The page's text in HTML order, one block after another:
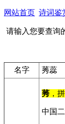
网站首页 诗词鉴
请输入您要查询
名字 莠蕊
莠 ，
中国